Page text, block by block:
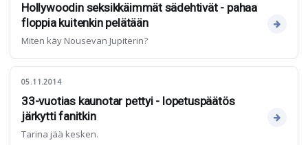
Hollywoodin seksikkäimmät sädehtivät - pahaa
floppia kuitenkin pelätään
Miten käy Nousevan Jupiterin?
05.11.2014
33-vuotias kaunotar pettyi - lopetuspäätös
järkytti fanitkin
Tarina jää kesken.